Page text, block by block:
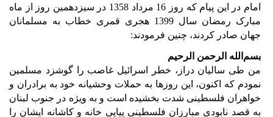
امام در این پیام که روز 16 مرداد 1358 در سیزدهمین روز از ماه
مبارک رمضان سال 1399 هجری قمری خطاب به مسلمانان
جهان صادر کردند، چنین فرمودند:
بسم‌الله الرحمن الرحیم
من طی سالیان دراز، خطر اسرائیل غاصب را گوشزد مسلمین
نمودم که اکنون، این روزها به حملات وحشیانه خود به برادران و
خواهران فلسطینی شدت بخشیده است و به ویژه در جنوب لبنان
به قصد نابودی مبارزان فلسطینی پیاپی خانه و کاشانه ایشان را